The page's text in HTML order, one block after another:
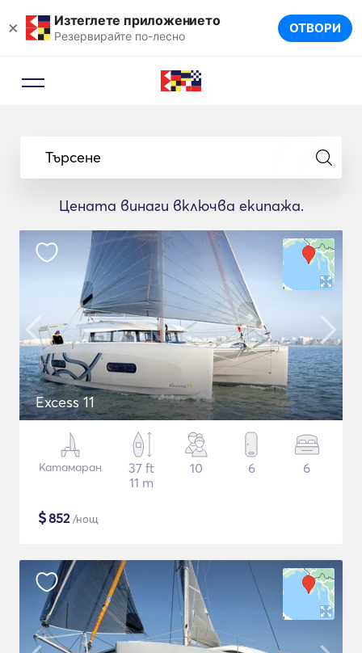
× Изтеглете приложението
Резервирайте по-лесно ОТВОРИ
Търсене
Цената винаги включва екипажа.
Excess 11
Катамаран
37 ft
11 m
10 6 6
$852/нощ